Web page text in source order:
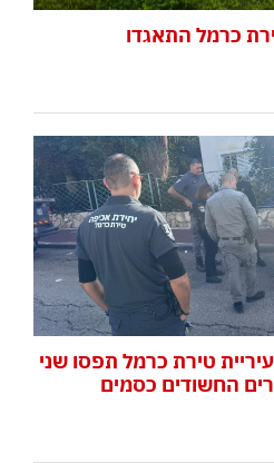
כרמל התאגדו
טירת כרמל תפסו שני
החשודים כסמים